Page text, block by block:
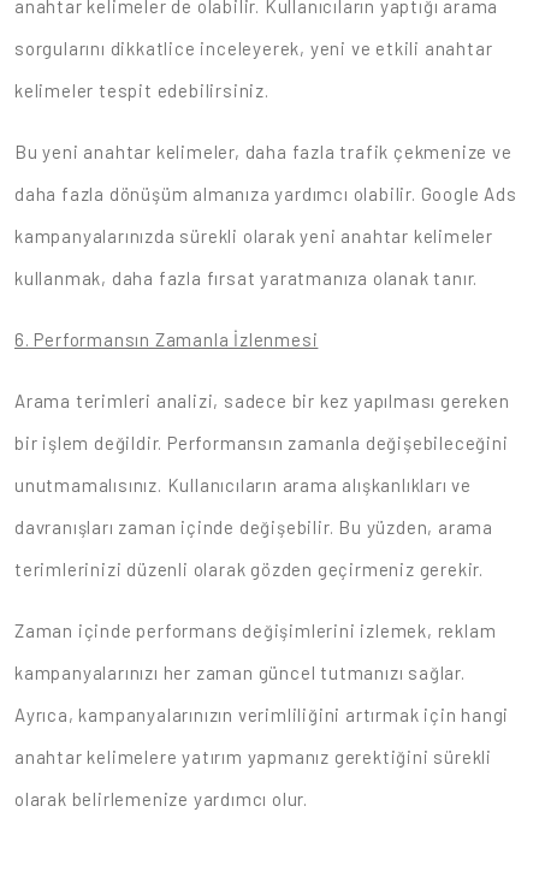
anahtar kelimeler de olabilir. Kullanıcıların yaptığı arama
sorgularını dikkatlice inceleyerek, yeni ve etkili anahtar
kelimeler tespit edebilirsiniz.
Bu yeni anahtar kelimeler, daha fazla trafik çekmenize ve
daha fazla dönüşüm almanıza yardımcı olabilir. Google Ads
kampanyalarınızda sürekli olarak yeni anahtar kelimeler
kullanmak, daha fazla fırsat yaratmanıza olanak tanır.
6. Performansın Zamanla İzlenmesi
Arama terimleri analizi, sadece bir kez yapılması gereken
bir işlem değildir. Performansın zamanla değişebileceğini
unutmamalısınız. Kullanıcıların arama alışkanlıkları ve
davranışları zaman içinde değişebilir. Bu yüzden, arama
terimlerinizi düzenli olarak gözden geçirmeniz gerekir.
Zaman içinde performans değişimlerini izlemek, reklam
kampanyalarınızı her zaman güncel tutmanızı sağlar.
Ayrıca, kampanyalarınızın verimliliğini artırmak için hangi
anahtar kelimelere yatırım yapmanız gerektiğini sürekli
olarak belirlemenize yardımcı olur.